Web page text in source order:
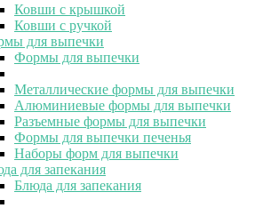
Ковши с крышкой
Ковши с ручкой
для выпечки
Формы для выпечки
Металлические формы для выпечки
Алюминиевые формы для выпечки
Разъемные формы для выпечки
Формы для выпечки печенья
Наборы форм для выпечки
для запекания
Блюда для запекания